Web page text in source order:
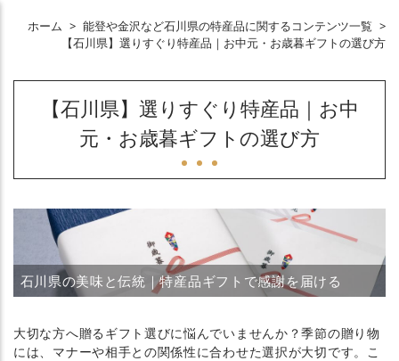
ホーム > 能登や金沢など石川県の特産品に関するコンテンツ一覧 >
【石川県】選りすぐり特産品｜お中元・お歳暮ギフトの選び方
【石川県】選りすぐり特産品｜お中
元・お歳暮ギフトの選び方
石川県の美味と伝統｜特産品ギフトで感謝を届ける
大切な方へ贈るギフト選びに悩んでいませんか？季節の贈り物
には、マナーや相手との関係性に合わせた選択が大切です。こ